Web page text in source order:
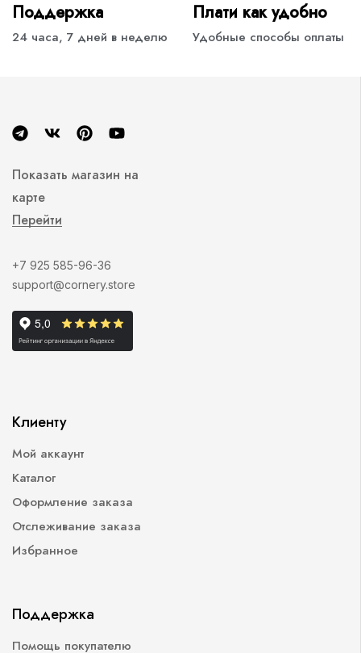
Поддержка
24 часа, 7 дней в неделю
Плати как удобно
Удобные способы оплаты
Показать магазин на
карте
Перейти
+7 925 585-96-36
support@cornery.store
Клиенту
Мой аккаунт
Каталог
Оформление заказа
Отслеживание заказа
Избранное
Поддержка
Помощь покупателю